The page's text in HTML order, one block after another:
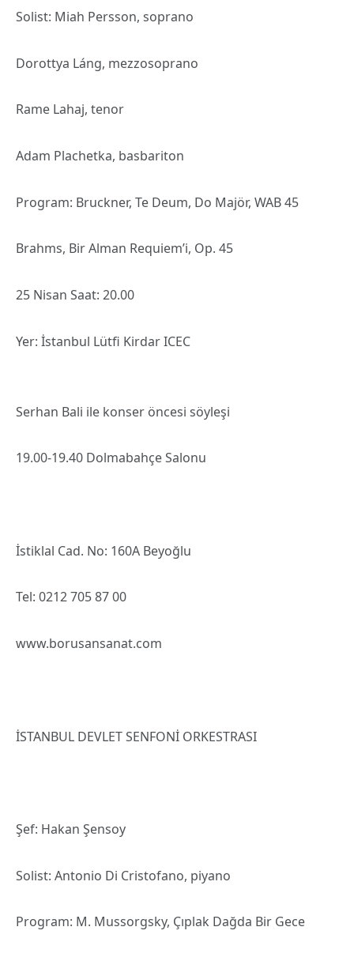
Solist: Miah Persson, soprano
Dorottya Láng, mezzosoprano
Rame Lahaj, tenor
Adam Plachetka, basbariton
Program: Bruckner, Te Deum, Do Majör, WAB 45
Brahms, Bir Alman Requiem’i, Op. 45
25 Nisan Saat: 20.00
Yer: İstanbul Lütfi Kirdar ICEC
Serhan Bali ile konser öncesi söyleşi
19.00-19.40 Dolmabahçe Salonu
İstiklal Cad. No: 160A Beyoğlu
Tel: 0212 705 87 00
www.borusansanat.com
İSTANBUL DEVLET SENFONİ ORKESTRASI
Şef: Hakan Şensoy
Solist: Antonio Di Cristofano, piyano
Program: M. Mussorgsky, Çıplak Dağda Bir Gece